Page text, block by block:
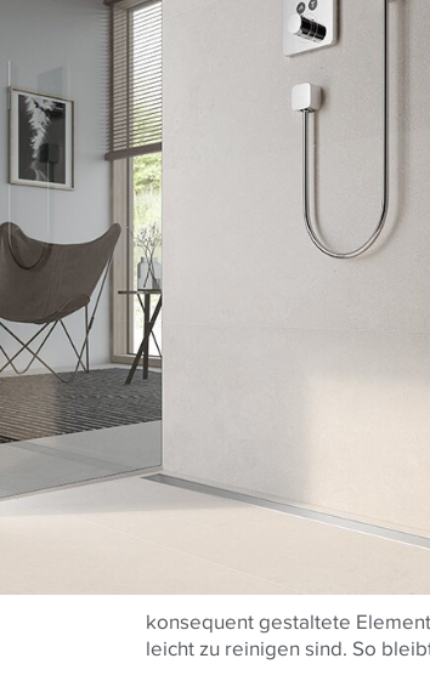
konsequent gestaltete
leicht zu reinigen sind. So